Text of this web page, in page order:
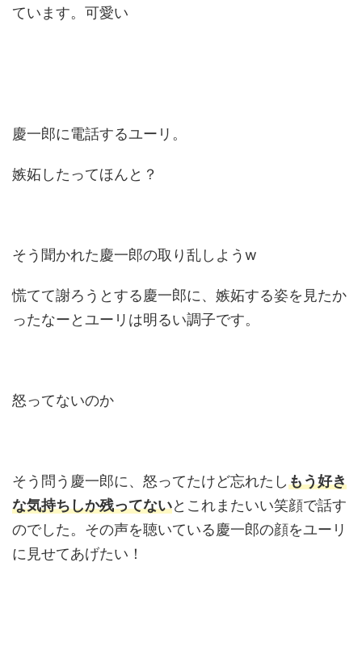
ています。可愛い
慶一郎に電話するユーリ。
嫉妬したってほんと？
そう聞かれた慶一郎の取り乱しようw
慌てて謝ろうとする慶一郎に、嫉妬する姿を見たか
ったなーとユーリは明るい調子です。
怒ってないのか
そう問う慶一郎に、怒ってたけど忘れたしもう好き
な気持ちしか残ってないとこれまたいい笑顔で話す
のでした。その声を聴いている慶一郎の顔をユーリ
に見せてあげたい！